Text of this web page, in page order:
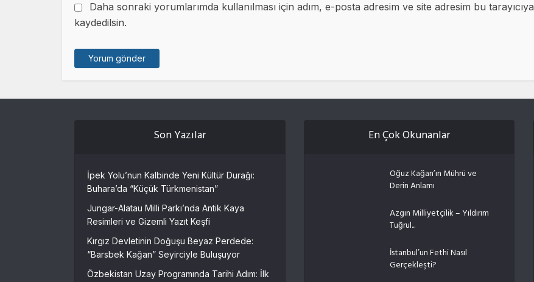
Daha sonraki yorumlarımda kullanılması için adım, e-posta adresim ve site adresim bu tarayıcıya
kaydedilsin.
Son Yazılar
İpek Yolu’nun Kalbinde Yeni Kültür Durağı:
Buhara’da “Küçük Türkmenistan”
Jungar-Alatau Milli Parkı’nda Antik Kaya
Resimleri ve Gizemli Yazıt Keşfi
Kırgız Devletinin Doğuşu Beyaz Perdede:
“Barsbek Kağan” Seyirciyle Buluşuyor
Özbekistan Uzay Programında Tarihi Adım: İlk
En Çok Okunanlar
Oğuz Kağan’ın Mührü ve
Derin Anlamı
Azgın Milliyetçilik – Yıldırım
Tuğrul...
İstanbul’un Fethi Nasıl
Gerçekleşti?